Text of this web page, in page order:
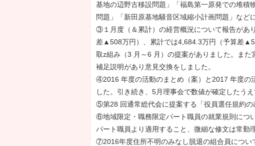
基地の辺野古移設問題」「福島第一原発での堆積
問題」「新田原基地騒音区域縮小計画問題」など
③１月度（＆累計）の経営概況について報告があ
差▲508万円）、累計では4,684.3万円（予算差
取z組み（3 月～6 月）の提案がありました。ま
補足説明があり意見交換をしました。
④2016 年度の活動のまとめ（案）と2017 年度の
した。引き続き、5月理事会で数値が確定したう
⑤第28 回通常総代会に提案する「役員選任規約の
⑥地域限定・職務限定パート職員の就業規則につ
パート職員より適用すること、微細な修文は常勤
⑦2016年度住所不明のみなし脱退の組合員につ